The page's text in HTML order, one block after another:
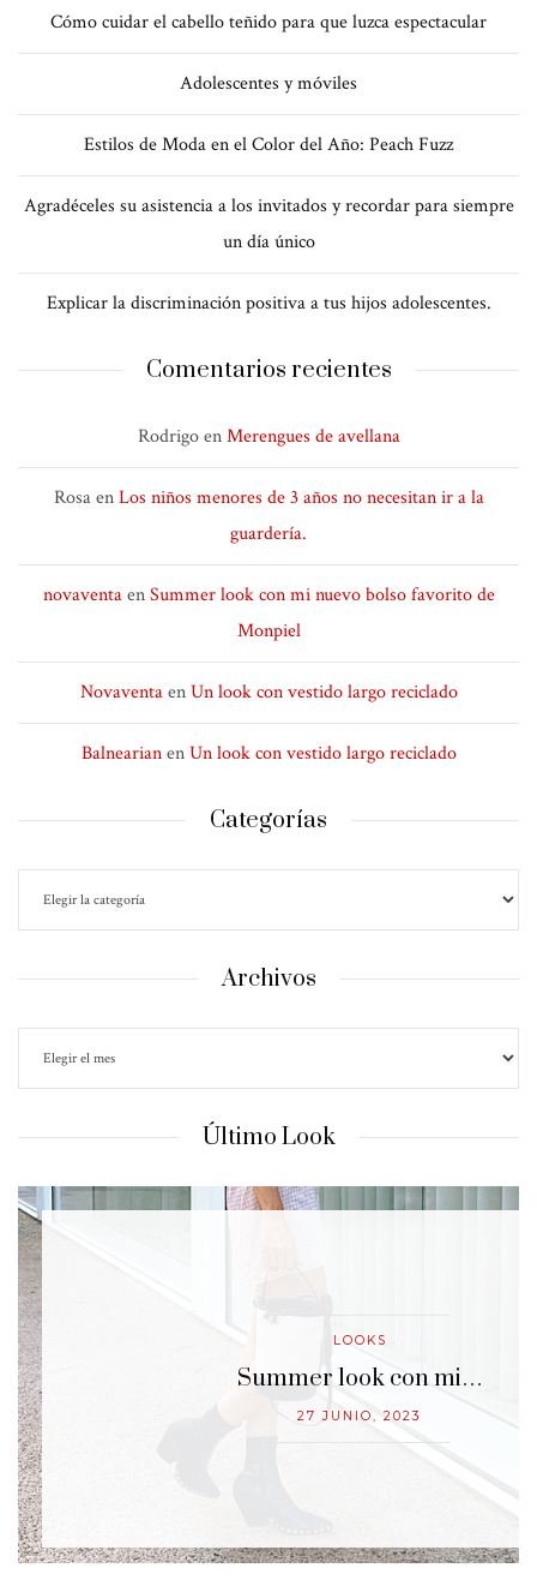
Cómo cuidar el cabello teñido para que luzca espectacular
Adolescentes y móviles
Estilos de Moda en el Color del Año: Peach Fuzz
Agradéceles su asistencia a los invitados y recordar para siempre
un día único
Explicar la discriminación positiva a tus hijos adolescentes.
Comentarios recientes
RodrigoenMerengues de avellana
RosaenLos niños menores de 3 años no necesitan ir a la
guardería.
novaventaenSummer look con mi nuevo bolso favorito de
Monpiel
NovaventaenUn look con vestido largo reciclado
BalnearianenUn look con vestido largo reciclado
Categorías
Archivos
Último Look
LOOKS
Summer look con mi…
27 JUNIO, 2023